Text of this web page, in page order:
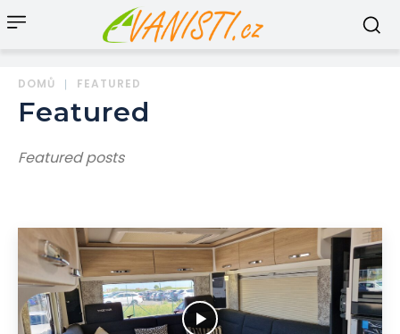
DOMŮ FEATURED
Featured
Featured posts